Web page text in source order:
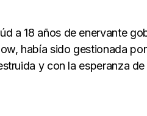
a 18 años de enervante
había sido gestionada
y con la esperanza